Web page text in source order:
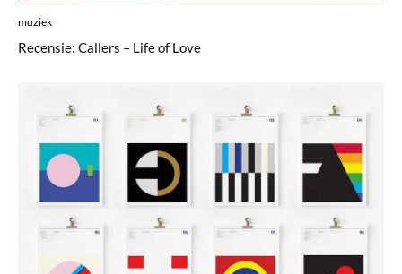
muziek
Recensie: Callers – Life of Love